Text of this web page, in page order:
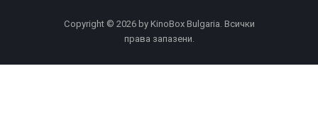
Copyright © 2026 by KinoBox Bulgaria. Всички
права запазени.